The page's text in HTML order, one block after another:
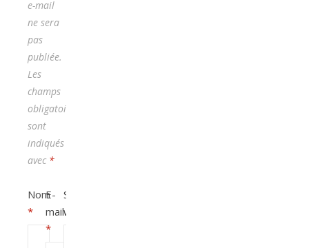
e-mail
ne sera
pas
publiée.
Les
champs
obligatoires
sont
indiqués
avec *
Nom
*
E-
mail
*
Site
web